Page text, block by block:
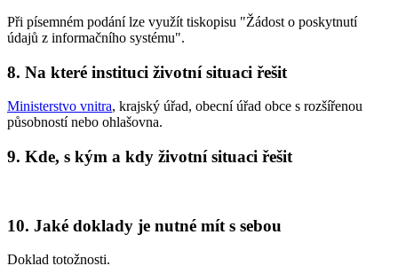
Při písemném podání lze využít tiskopisu "Žádost o poskytnutí
údajů z informačního systému".
8. Na které instituci životní situaci řešit
Ministerstvo vnitra, krajský úřad, obecní úřad obce s rozšířenou
působností nebo ohlašovna.
9. Kde, s kým a kdy životní situaci řešit
10. Jaké doklady je nutné mít s sebou
Doklad totožnosti.